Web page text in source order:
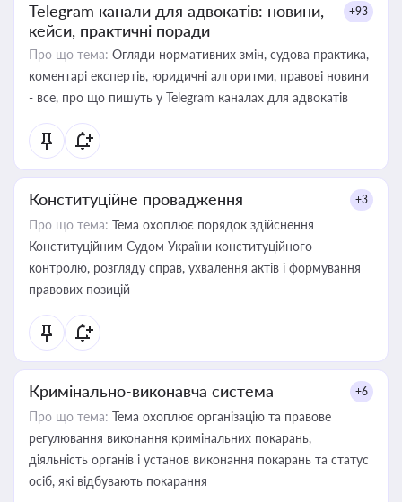
Telegram канали для адвокатів: новини,
кейси, практичні поради
+93
Про що тема: Огляди нормативних змін, судова практика,
коментарі експертів, юридичні алгоритми, правові новини
- все, про що пишуть у Telegram каналах для адвокатів
Конституційне провадження +3
Про що тема: Тема охоплює порядок здійснення
Конституційним Судом України конституційного
контролю, розгляду справ, ухвалення актів і формування
правових позицій
Кримінально-виконавча система +6
Про що тема: Тема охоплює організацію та правове
регулювання виконання кримінальних покарань,
діяльність органів і установ виконання покарань та статус
осіб, які відбувають покарання